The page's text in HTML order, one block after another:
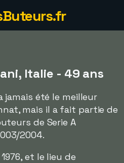
Italie - 49 ans
jamais été le meilleur
mais il a fait partie de
de Serie A
2004.
et le lieu de